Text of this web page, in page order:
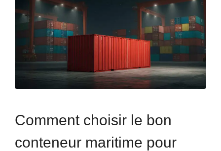
Comment choisir le bon
conteneur maritime pour